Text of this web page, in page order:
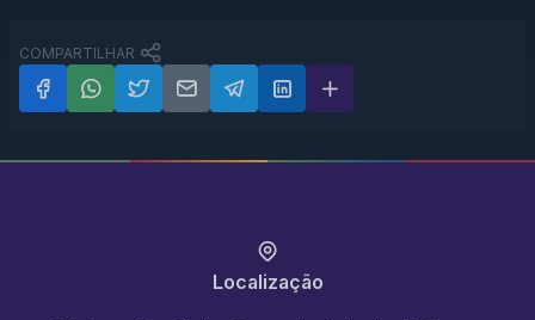
COMPARTILHAR
Localização